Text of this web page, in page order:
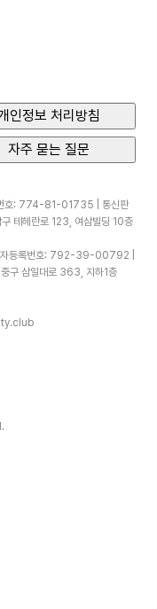
인정보 처리방침
자주 묻는 질문
번호: 774-81-01735 | 통신판
테헤란로 123, 여삼빌딩 10층
자등록번호: 792-39-00792 |
구 삼일대로 363, 지하1층